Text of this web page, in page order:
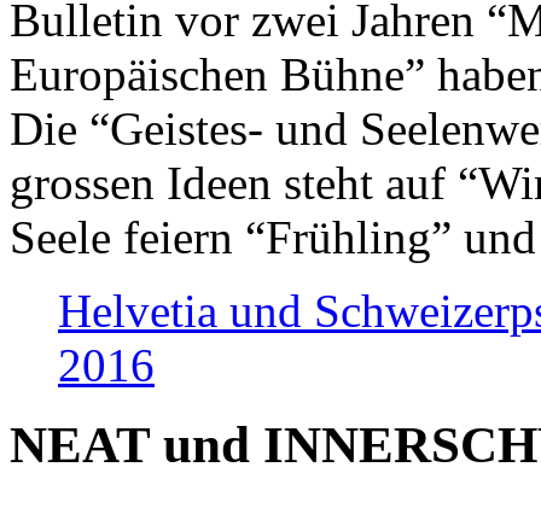
Bulletin vor zwei Jahren
Europäischen Bühne”
Die “Geistes- und
grossen Ideen steht auf
Seele feiern “Frühling”
Helvetia und
2016
NEAT und